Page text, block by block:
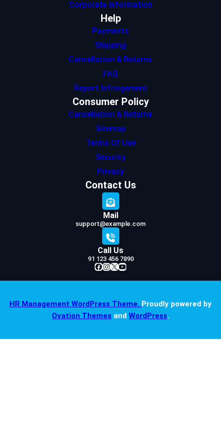
Corporate Information
Help
Payments
Shipping
Cancellation & Returns
FAQ
Report Infringement
Consumer Policy
Cancellation & Returns
Sitemap
Terms Of Use
Security
Privacy
Contact Us
Mail
support@example.com
Call Us
91 123 456 7890
Facebook InstagramX YouTube
HR Management WordPress Theme. Proudly powered by
Ovation Themes and WordPress.